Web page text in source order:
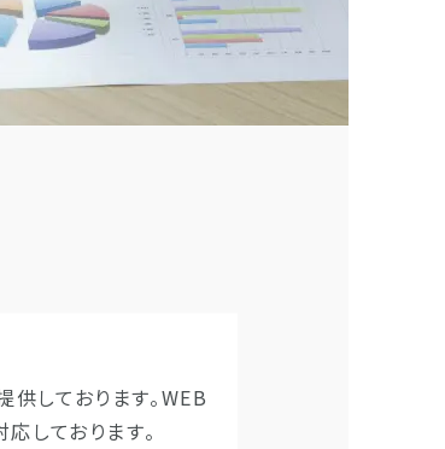
しております。WEB
しております。